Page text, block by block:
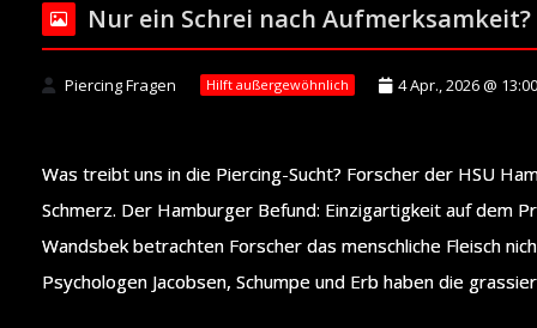
Nur ein Schrei nach
Piercing Fragen Hilft außergewöhnlich 4 Apr., 2026 @ 13:00
Was treibt uns in die Piercing-Sucht? Forscher der HSU
Schmerz. Der Hamburger Befund: Einzigartigkeit auf dem
Wandsbek betrachten Forscher das menschliche Fleisch
Psychologen Jacobsen, Schumpe und Erb haben die